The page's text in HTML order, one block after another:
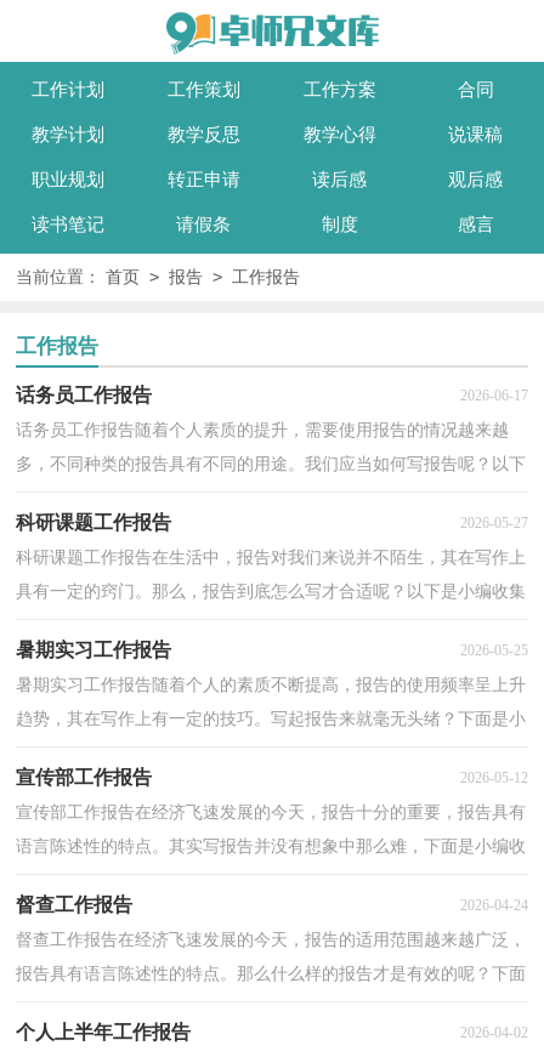
工作计划 工作策划 工作方案 合同
教学计划 教学反思 教学心得 说课稿
职业规划 转正申请 读后感 观后感
读书笔记 请假条 制度 感言
当前位置： 首页 > 报告 > 工作报告
工作报告
话务员工作报告 2026-06-17
话务员工作报告随着个人素质的提升，需要使用报告的情况越来越
多，不同种类的报告具有不同的用途。我们应当如何写报告呢？以下
科研课题工作报告 2026-05-27
科研课题工作报告在生活中，报告对我们来说并不陌生，其在写作上
具有一定的窍门。那么，报告到底怎么写才合适呢？以下是小编收集
暑期实习工作报告 2026-05-25
暑期实习工作报告随着个人的素质不断提高，报告的使用频率呈上升
趋势，其在写作上有一定的技巧。写起报告来就毫无头绪？下面是小
宣传部工作报告 2026-05-12
宣传部工作报告在经济飞速发展的今天，报告十分的重要，报告具有
语言陈述性的特点。其实写报告并没有想象中那么难，下面是小编收
督查工作报告 2026-04-24
督查工作报告在经济飞速发展的今天，报告的适用范围越来越广泛，
报告具有语言陈述性的特点。那么什么样的报告才是有效的呢？下面
个人上半年工作报告 2026-04-02